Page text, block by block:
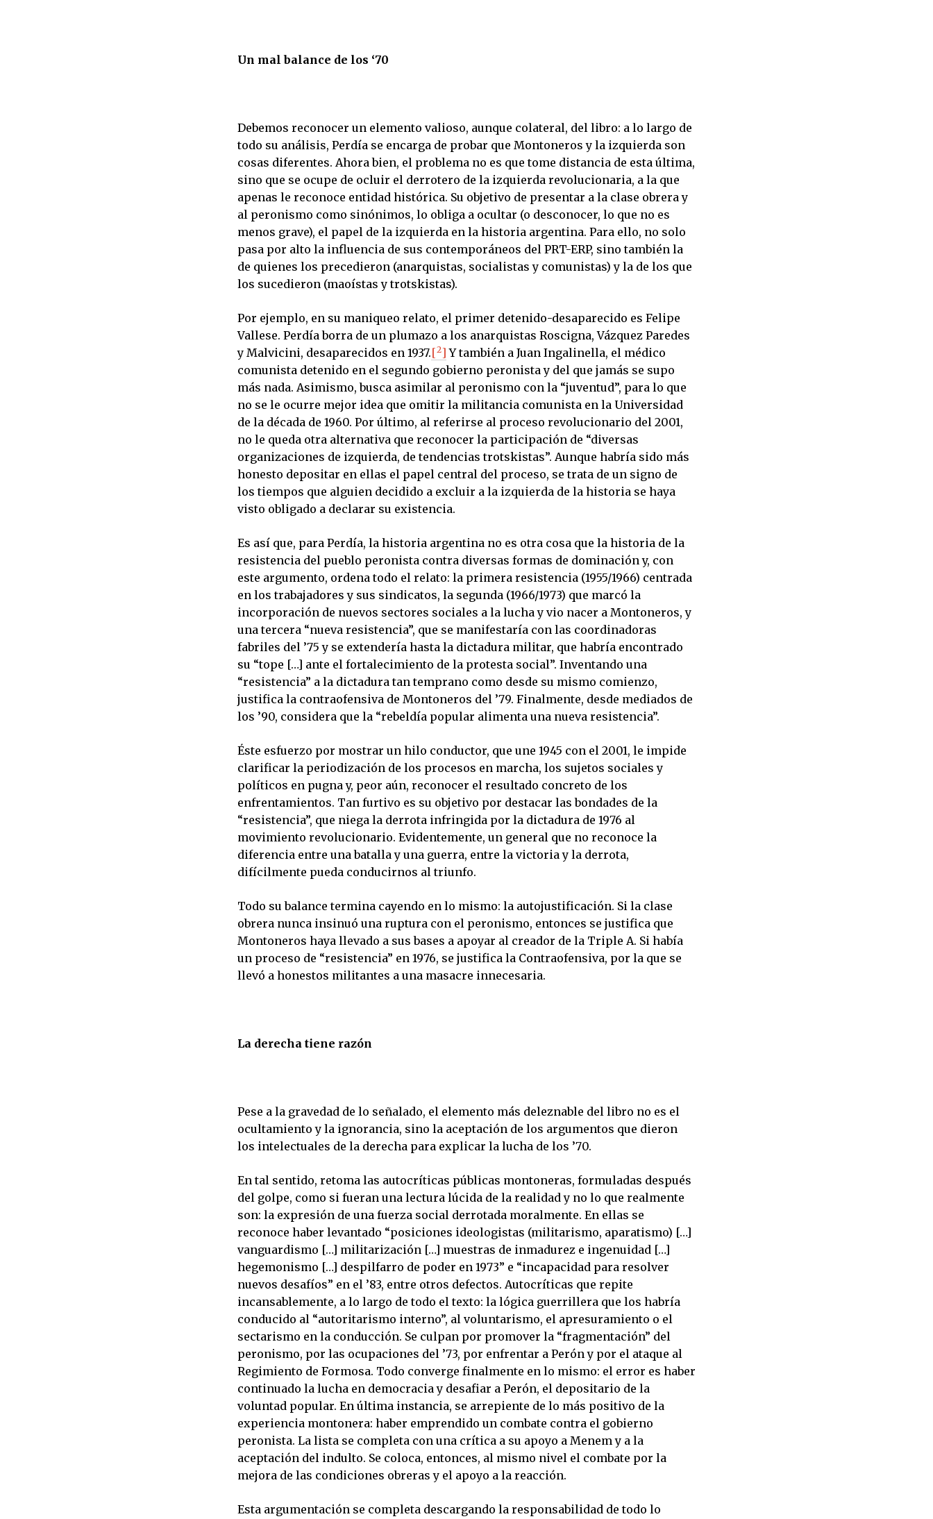
Un mal balance de los ‘70
Debemos reconocer un elemento valioso, aunque colateral, del libro: a lo largo de
todo su análisis, Perdía se encarga de probar que Montoneros y la izquierda son
cosas diferentes. Ahora bien, el problema no es que tome distancia de esta última,
sino que se ocupe de ocluir el derrotero de la izquierda revolucionaria, a la que
apenas le reconoce entidad histórica. Su objetivo de presentar a la clase obrera y
al peronismo como sinónimos, lo obliga a ocultar (o desconocer, lo que no es
menos grave), el papel de la izquierda en la historia argentina. Para ello, no solo
pasa por alto la influencia de sus contemporáneos del PRT-ERP, sino también la
de quienes los precedieron (anarquistas, socialistas y comunistas) y la de los que
los sucedieron (maoístas y trotskistas).
Por ejemplo, en su maniqueo relato, el primer detenido-desaparecido es Felipe
Vallese. Perdía borra de un plumazo a los anarquistas Roscigna, Vázquez Paredes
y Malvicini, desaparecidos en 1937.[2] Y también a Juan Ingalinella, el médico
comunista detenido en el segundo gobierno peronista y del que jamás se supo
más nada. Asimismo, busca asimilar al peronismo con la “juventud”, para lo que
no se le ocurre mejor idea que omitir la militancia comunista en la Universidad
de la década de 1960. Por último, al referirse al proceso revolucionario del 2001,
no le queda otra alternativa que reconocer la participación de “diversas
organizaciones de izquierda, de tendencias trotskistas”. Aunque habría sido más
honesto depositar en ellas el papel central del proceso, se trata de un signo de
los tiempos que alguien decidido a excluir a la izquierda de la historia se haya
visto obligado a declarar su existencia.
Es así que, para Perdía, la historia argentina no es otra cosa que la historia de la
resistencia del pueblo peronista contra diversas formas de dominación y, con
este argumento, ordena todo el relato: la primera resistencia (1955/1966) centrada
en los trabajadores y sus sindicatos, la segunda (1966/1973) que marcó la
incorporación de nuevos sectores sociales a la lucha y vio nacer a Montoneros, y
una tercera “nueva resistencia”, que se manifestaría con las coordinadoras
fabriles del ’75 y se extendería hasta la dictadura militar, que habría encontrado
su “tope […] ante el fortalecimiento de la protesta social”. Inventando una
“resistencia” a la dictadura tan temprano como desde su mismo comienzo,
justifica la contraofensiva de Montoneros del ’79. Finalmente, desde mediados de
los ’90, considera que la “rebeldía popular alimenta una nueva resistencia”.
Éste esfuerzo por mostrar un hilo conductor, que une 1945 con el 2001, le impide
clarificar la periodización de los procesos en marcha, los sujetos sociales y
políticos en pugna y, peor aún, reconocer el resultado concreto de los
enfrentamientos. Tan furtivo es su objetivo por destacar las bondades de la
“resistencia”, que niega la derrota infringida por la dictadura de 1976 al
movimiento revolucionario. Evidentemente, un general que no reconoce la
diferencia entre una batalla y una guerra, entre la victoria y la derrota,
difícilmente pueda conducirnos al triunfo.
Todo su balance termina cayendo en lo mismo: la autojustificación. Si la clase
obrera nunca insinuó una ruptura con el peronismo, entonces se justifica que
Montoneros haya llevado a sus bases a apoyar al creador de la Triple A. Si había
un proceso de “resistencia” en 1976, se justifica la Contraofensiva, por la que se
llevó a honestos militantes a una masacre innecesaria.
La derecha tiene razón
Pese a la gravedad de lo señalado, el elemento más deleznable del libro no es el
ocultamiento y la ignorancia, sino la aceptación de los argumentos que dieron
los intelectuales de la derecha para explicar la lucha de los ’70.
En tal sentido, retoma las autocríticas públicas montoneras, formuladas después
del golpe, como si fueran una lectura lúcida de la realidad y no lo que realmente
son: la expresión de una fuerza social derrotada moralmente. En ellas se
reconoce haber levantado “posiciones ideologistas (militarismo, aparatismo) […]
vanguardismo […] militarización […] muestras de inmadurez e ingenuidad […]
hegemonismo […] despilfarro de poder en 1973” e “incapacidad para resolver
nuevos desafíos” en el ’83, entre otros defectos. Autocríticas que repite
incansablemente, a lo largo de todo el texto: la lógica guerrillera que los habría
conducido al “autoritarismo interno”, al voluntarismo, el apresuramiento o el
sectarismo en la conducción. Se culpan por promover la “fragmentación” del
peronismo, por las ocupaciones del ’73, por enfrentar a Perón y por el ataque al
Regimiento de Formosa. Todo converge finalmente en lo mismo: el error es haber
continuado la lucha en democracia y desafiar a Perón, el depositario de la
voluntad popular. En última instancia, se arrepiente de lo más positivo de la
experiencia montonera: haber emprendido un combate contra el gobierno
peronista. La lista se completa con una crítica a su apoyo a Menem y a la
aceptación del indulto. Se coloca, entonces, al mismo nivel el combate por la
mejora de las condiciones obreras y el apoyo a la reacción.
Esta argumentación se completa descargando la responsabilidad de todo lo